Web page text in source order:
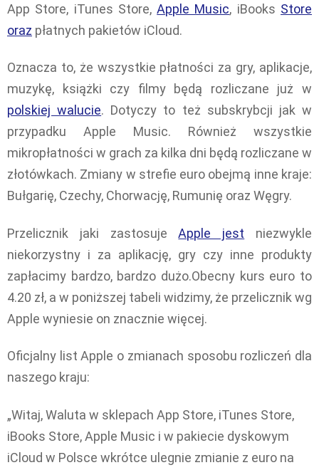
App Store, iTunes Store,Apple Music, iBooks Store
oraz płatnych pakietów iCloud.
Oznacza to, że wszystkie płatności za gry, aplikacje,
muzykę, książki czy filmy będą rozliczane już w
polskiej walucie. Dotyczy to też subskrybcji jak w
przypadku Apple Music. Również wszystkie
mikropłatności w grach za kilka dni będą rozliczane w
złotówkach. Zmiany w strefie euro obejmą inne kraje:
Bułgarię, Czechy, Chorwację, Rumunię oraz Węgry.
Przelicznik jaki zastosujeApple jest niezwykle
niekorzystny i za aplikację, gry czy inne produkty
zapłacimy bardzo, bardzo dużo.Obecny kurs euro to
4.20 zł, a w poniższej tabeli widzimy, że przelicznik wg
Apple wyniesie on znacznie więcej.
Oficjalny list Apple o zmianach sposobu rozliczeń dla
naszego kraju:
„Witaj, Waluta w sklepach App Store, iTunes Store,
iBooks Store, Apple Music i w pakiecie dyskowym
iCloud w Polsce wkrótce ulegnie zmianie z euro na